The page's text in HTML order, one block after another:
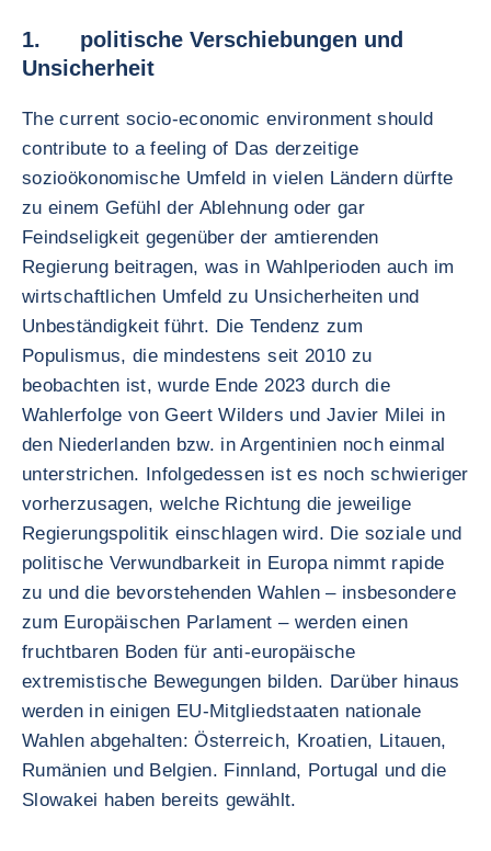
1. politische Verschiebungen und
Unsicherheit
The current socio-economic environment should
contribute to a feeling of Das derzeitige
sozioökonomische Umfeld in vielen Ländern dürfte
zu einem Gefühl der Ablehnung oder gar
Feindseligkeit gegenüber der amtierenden
Regierung beitragen, was in Wahlperioden auch im
wirtschaftlichen Umfeld zu Unsicherheiten und
Unbeständigkeit führt. Die Tendenz zum
Populismus, die mindestens seit 2010 zu
beobachten ist, wurde Ende 2023 durch die
Wahlerfolge von Geert Wilders und Javier Milei in
den Niederlanden bzw. in Argentinien noch einmal
unterstrichen. Infolgedessen ist es noch schwieriger
vorherzusagen, welche Richtung die jeweilige
Regierungspolitik einschlagen wird. Die soziale und
politische Verwundbarkeit in Europa nimmt rapide
zu und die bevorstehenden Wahlen – insbesondere
zum Europäischen Parlament – werden einen
fruchtbaren Boden für anti-europäische
extremistische Bewegungen bilden. Darüber hinaus
werden in einigen EU-Mitgliedstaaten nationale
Wahlen abgehalten: Österreich, Kroatien, Litauen,
Rumänien und Belgien. Finnland, Portugal und die
Slowakei haben bereits gewählt.